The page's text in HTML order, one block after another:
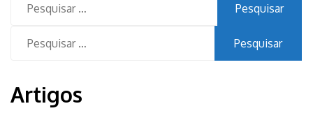
por:
por:
Artigos